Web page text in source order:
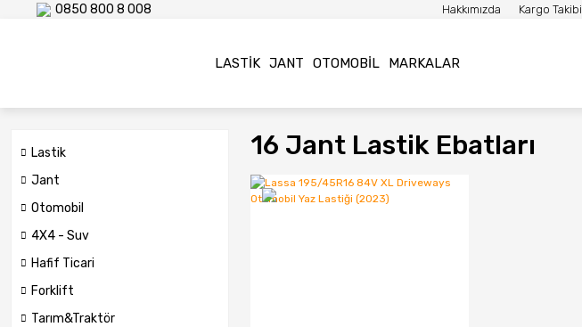
0850 800 8 008 Hakkımızda Kargo Takibi
LASTIK JANT OTOMOBIL MARKALAR
Lastik
Jant
Otomobil
4X4 - Suv
Hafif Ticari
Forklift
Tarım&Traktör
16 Jant Lastik Ebatları